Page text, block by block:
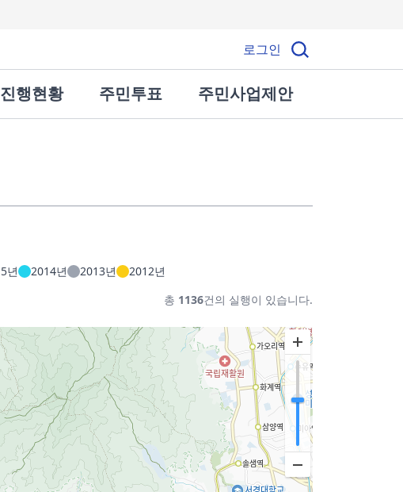
로그인
행현황 주민투표 주민사업제안
년 2014년 2013년
2012년
총 1136건의 실행이 있습니다.